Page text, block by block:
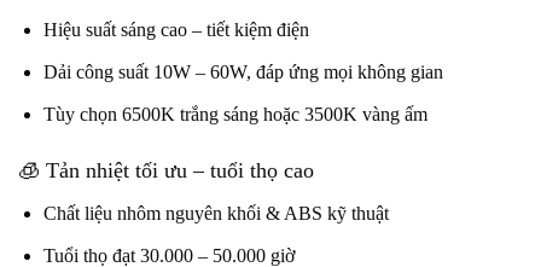
Hiệu suất sáng cao – tiết kiệm điện
Dải công suất 10W – 60W, đáp ứng mọi không gian
Tùy chọn 6500K trắng sáng hoặc 3500K vàng ấm
🧊 Tản nhiệt tối ưu – tuổi thọ cao
Chất liệu nhôm nguyên khối & ABS kỹ thuật
Tuổi thọ đạt 30.000 – 50.000 giờ